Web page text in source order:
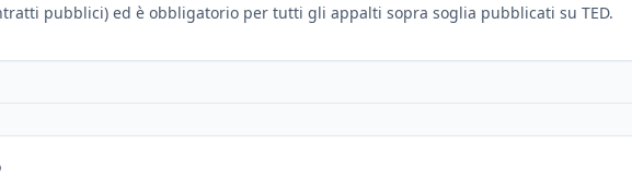
pubblici) ed è obbligatorio per tutti gli appalti sopra soglia pubblicati su TED.